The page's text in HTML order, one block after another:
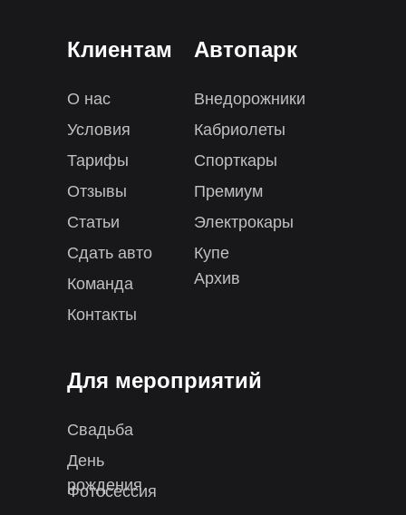
Клиентам
О нас
Условия
Тарифы
Отзывы
Статьи
Контакты
Автопарк
Внедорожники
Кабриолеты
Спорткары
Премиум
Электрокары
Купе
Архив
Для мероприятий
Свадьба
День
рождения
Фотосессия
Сдать авто
Команда